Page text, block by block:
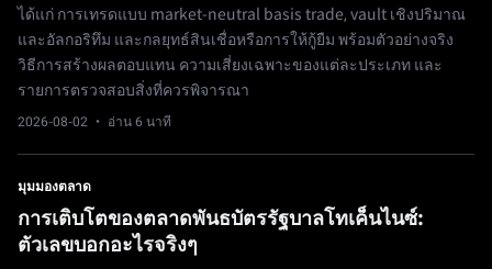
ได้แก่ การเทรดแบบ market-neutral basis trade, vault เชิงปริมาณ
และอัลกอริทึม และกลยุทธ์สินเชื่อหรือการให้กู้ยืม พร้อมตัวอย่างจริง
วิธีการสร้างผลตอบแทน ความเสี่ยงเฉพาะของแต่ละประเภท และ
รายการตรวจสอบสิ่งที่ควรพิจารณา
2026-08-02 · อ่าน 6 นาที
มุมมองตลาด
การเติบโตของตลาดพันธบัตรรัฐบาลโทเค็นไนซ์:
ตัวเลขบอกอะไรจริงๆ